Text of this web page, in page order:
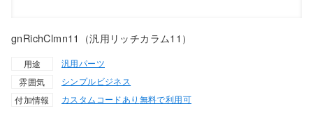
gnRichClmn11（汎用リッチカラム11）
用途
汎用パーツ
雰囲気
シンプルビジネス
付加情報
カスタムコードあり 無料で利用可